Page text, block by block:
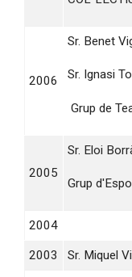
2006
Sr. Benet
Sr. Ignasi
Grup de
2005
Sr. Eloi
Grup
2004
2003 Sr. Miquel